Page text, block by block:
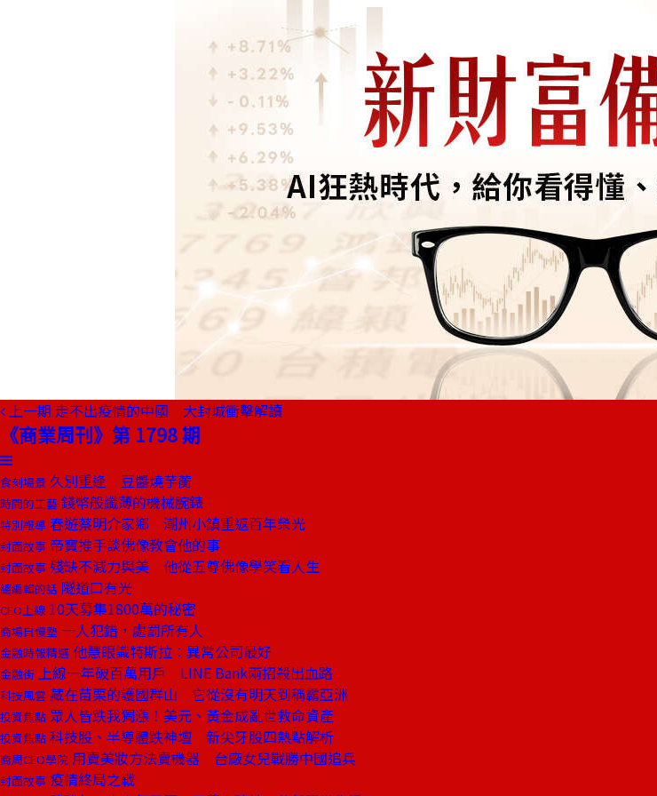
上一期 走不出疫情的中國 大封城衝擊解讀
《商業周刊》第 1798 期
食刻場景 久別重逢 豆醬燒芋蘅
時間的工藝 錢幣般纖薄的機械腕錶
特別報導 春遊蔡明介家鄉 潮州小鎮重返百年榮光
封面故事 帝寶推手談佛像教會他的事
封面故事 殘缺不減力與美 他從五尊佛像學笑看人生
總編輯的話 隧道口有光
CEO上線 10天募集1800萬的秘密
商場自慢塾 一人犯錯，處罰所有人
金融時報精選 他慧眼識特斯拉：異常公司最好
金融街 上線一年破百萬用戶 LINE Bank兩招殺出血路
科技風雲 藏在苗栗的護國群山 它從沒有明天到稱霸亞洲
投資焦點 眾人皆跌我獨漲！美元、黃金成亂世救命資產
投資焦點 科技股、半導體跌神壇 新尖牙股四熱點解析
商周CEO學院 用賣美妝方法賣機器 台廠女兒戰勝中國追兵
封面故事 疫情終局之戰